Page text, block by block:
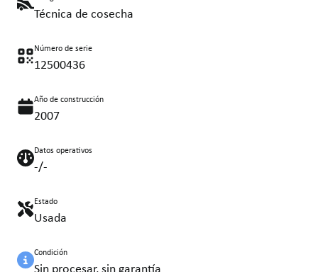
Técnica de cosecha
Número de serie
12500436
Año de construcción
2007
Datos operativos
-/-
Estado
Usada
Condición
Sin procesar, sin garantía